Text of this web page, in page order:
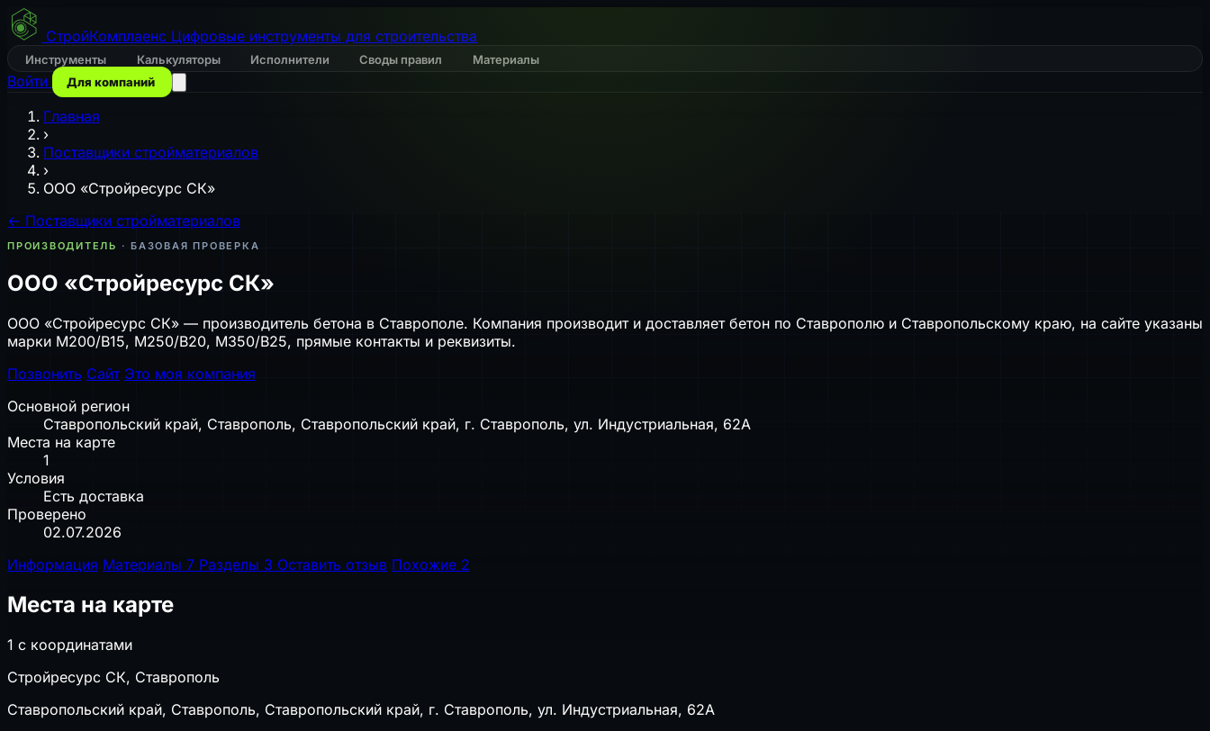
СтройКомплаенс Цифровые инструменты для строительства
Инструменты Калькуляторы Исполнители Своды правил Материалы
Войти Для компаний
Главная
›
Поставщики стройматериалов
›
ООО «Стройресурс СК»
← Поставщики стройматериалов
ПРОИЗВОДИТЕЛЬ · БАЗОВАЯ ПРОВЕРКА
ООО «Стройресурс СК»
ООО «Стройресурс СК» — производитель бетона в Ставрополе. Компания производит и доставляет бетон по Ставрополю и Ставропольскому краю, на сайте указаны
марки М200/В15, М250/В20, М350/В25, прямые контакты и реквизиты.
Позвонить Сайт Это моя компания
Основной регион
Ставропольский край, Ставрополь, Ставропольский край, г. Ставрополь, ул. Индустриальная, 62А
Места на карте
1
Условия
Есть доставка
Проверено
02.07.2026
Информация Материалы 7 Разделы 3 Оставить отзыв Похожие 2
Места на карте
1 с координатами
Стройресурс СК, Ставрополь
Ставропольский край, Ставрополь, Ставропольский край, г. Ставрополь, ул. Индустриальная, 62А